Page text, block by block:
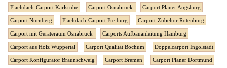
Flachdach-Carport Karlsruhe Carport Osnabrück Carport Planer Augsburg
Carport Nürnberg Flachdach-Carport Freiburg Carport-Zubehör Rotenburg
Carport mit Geräteraum Osnabrück Carports Aufbauanleitung Hamburg
Carport aus Holz Wuppertal Carport Qualität Bochum Doppelcarport Ingolstadt
Carport Konfigurator Braunschweig Carport Bremen Carport Planer Dortmund